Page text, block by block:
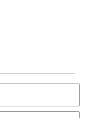
et estimat og ikke